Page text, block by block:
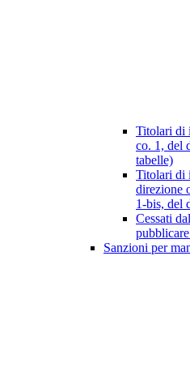
Titolari di
co. 1, del
tabelle)
Titolari di
direzione
1-bis, del
Cessati
Sanzioni per